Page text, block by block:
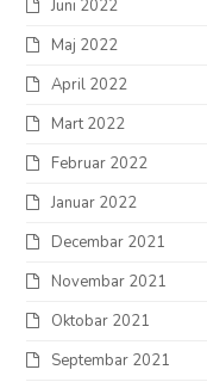
Juni 2022
Maj 2022
April 2022
Mart 2022
Februar 2022
Januar 2022
Decembar 2021
Novembar 2021
Oktobar 2021
Septembar 2021